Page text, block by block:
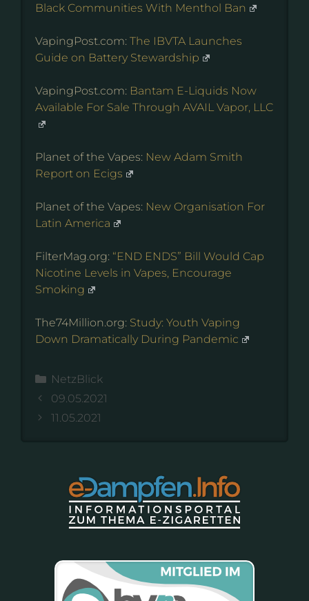
Black Communities With Menthol Ban
VapingPost.com: The IBVTA Launches
Guide on Battery Stewardship
VapingPost.com: Bantam E-Liquids Now
Available For Sale Through AVAIL Vapor, LLC
Planet of the Vapes: New Adam Smith
Report on Ecigs
Planet of the Vapes: New Organisation For
Latin America
FilterMag.org: “END ENDS” Bill Would Cap
Nicotine Levels in Vapes, Encourage
Smoking
The74Million.org: Study: Youth Vaping
Down Dramatically During Pandemic
Kategorien
NetzBlick
09.05.2021
11.05.2021